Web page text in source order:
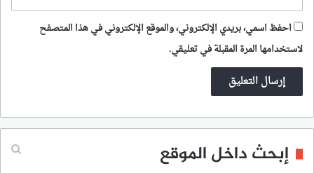
احفظ اسمي، بريدي الإلكتروني، والموقع الإلكتروني في هذا المتصفح
لاستخدامها المرة المقبلة في تعليقي.
إبحث داخل الموقع